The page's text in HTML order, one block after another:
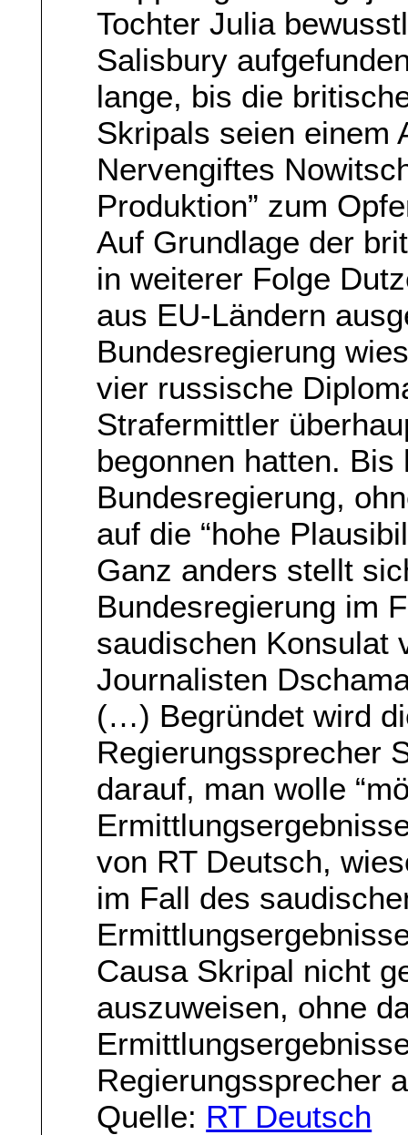
Tochter Julia
Salisbury
lange, bis die
Skripals seien einem
Nervengiftes
Produktion” zum
Auf Grundlage der
in weiterer Folge
aus EU-Ländern
Bundesregierung
vier russische
Strafermittler
begonnen hatten.
Bundesregierung,
auf die “hohe
Ganz anders stellt
Bundesregierung im
saudischen Konsulat
Journalisten
(…) Begründet wird
Regierungssprecher
darauf, man wolle
von RT Deutsch,
im Fall des
Causa Skripal nicht
auszuweisen, ohne
Regierungssprecher
Quelle: RT Deutsch